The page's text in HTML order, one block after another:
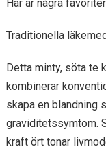
Här är några
Traditionella
Detta minty, söta te
kombinerar
skapa en blandning
graviditetssymtom.
kraft ört tonar